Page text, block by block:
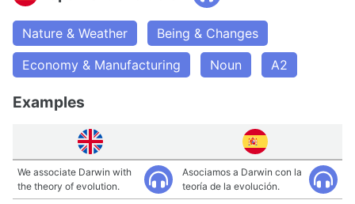
Nature & Weather
Being & Changes
Economy & Manufacturing
Noun A2
Examples
We associate Darwin with
the theory of evolution.
Asociamos a Darwin con la
teoría de la evolución.